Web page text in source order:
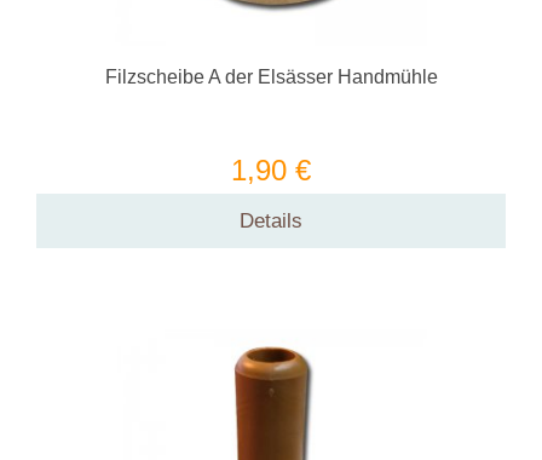
Filzscheibe A der Elsässer Handmühle
1,90 €
Details